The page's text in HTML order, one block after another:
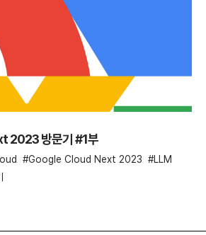
2023 방문기 #1부
Google Cloud Next 2023
LLM